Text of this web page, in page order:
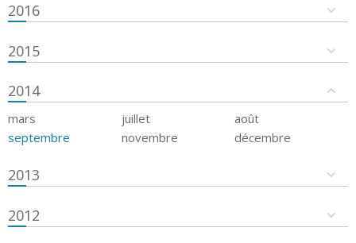
2016
2015
2014
mars juillet
août
septembre
novembre décembre
2013
2012